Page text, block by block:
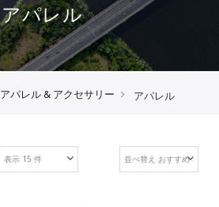
アパレル
アパレル & アクセサリー アパレル